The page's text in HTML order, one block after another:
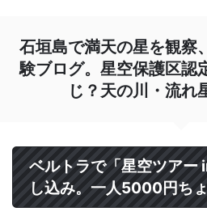
石垣島で満天の星を観察
験ブログ。星空保護区認
じ？天の川・流れ
ベルトラで「星空ツアー
し込み。一人5000円ち